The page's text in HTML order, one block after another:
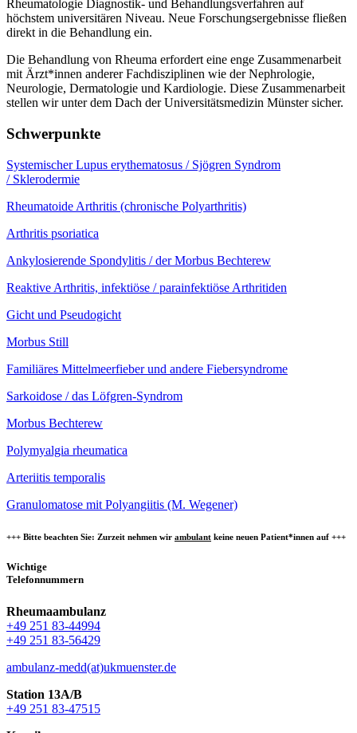
Rheumatologie Diagnostik- und Behandlungsverfahren auf
höchstem universitären Niveau. Neue Forschungsergebnisse fließen
direkt in die Behandlung ein.
Die Behandlung von Rheuma erfordert eine enge Zusammenarbeit
mit Ärzt*innen anderer Fachdisziplinen wie der Nephrologie,
Neurologie, Dermatologie und Kardiologie. Diese Zusammenarbeit
stellen wir unter dem Dach der Universitätsmedizin Münster sicher.
Schwerpunkte
Systemischer Lupus erythematosus / Sjögren Syndrom
/ Sklerodermie
Rheumatoide Arthritis (chronische Polyarthritis)
Arthritis psoriatica
Ankylosierende Spondylitis / der Morbus Bechterew
Reaktive Arthritis, infektiöse / parainfektiöse Arthritiden
Gicht und Pseudogicht
Morbus Still
Familiäres Mittelmeerfieber und andere Fiebersyndrome
Sarkoidose / das Löfgren-Syndrom
Morbus Bechterew
Polymyalgia rheumatica
Arteriitis temporalis
Granulomatose mit Polyangiitis (M. Wegener)
+++ Bitte beachten Sie: Zurzeit nehmen wir ambulant keine neuen Patient*innen auf +++
Wichtige
Telefonnummern
Rheumaambulanz
+49 251 83-44994
+49 251 83-56429
ambulanz-medd(at)ukmuenster.de
Station 13A/B
+49 251 83-47515